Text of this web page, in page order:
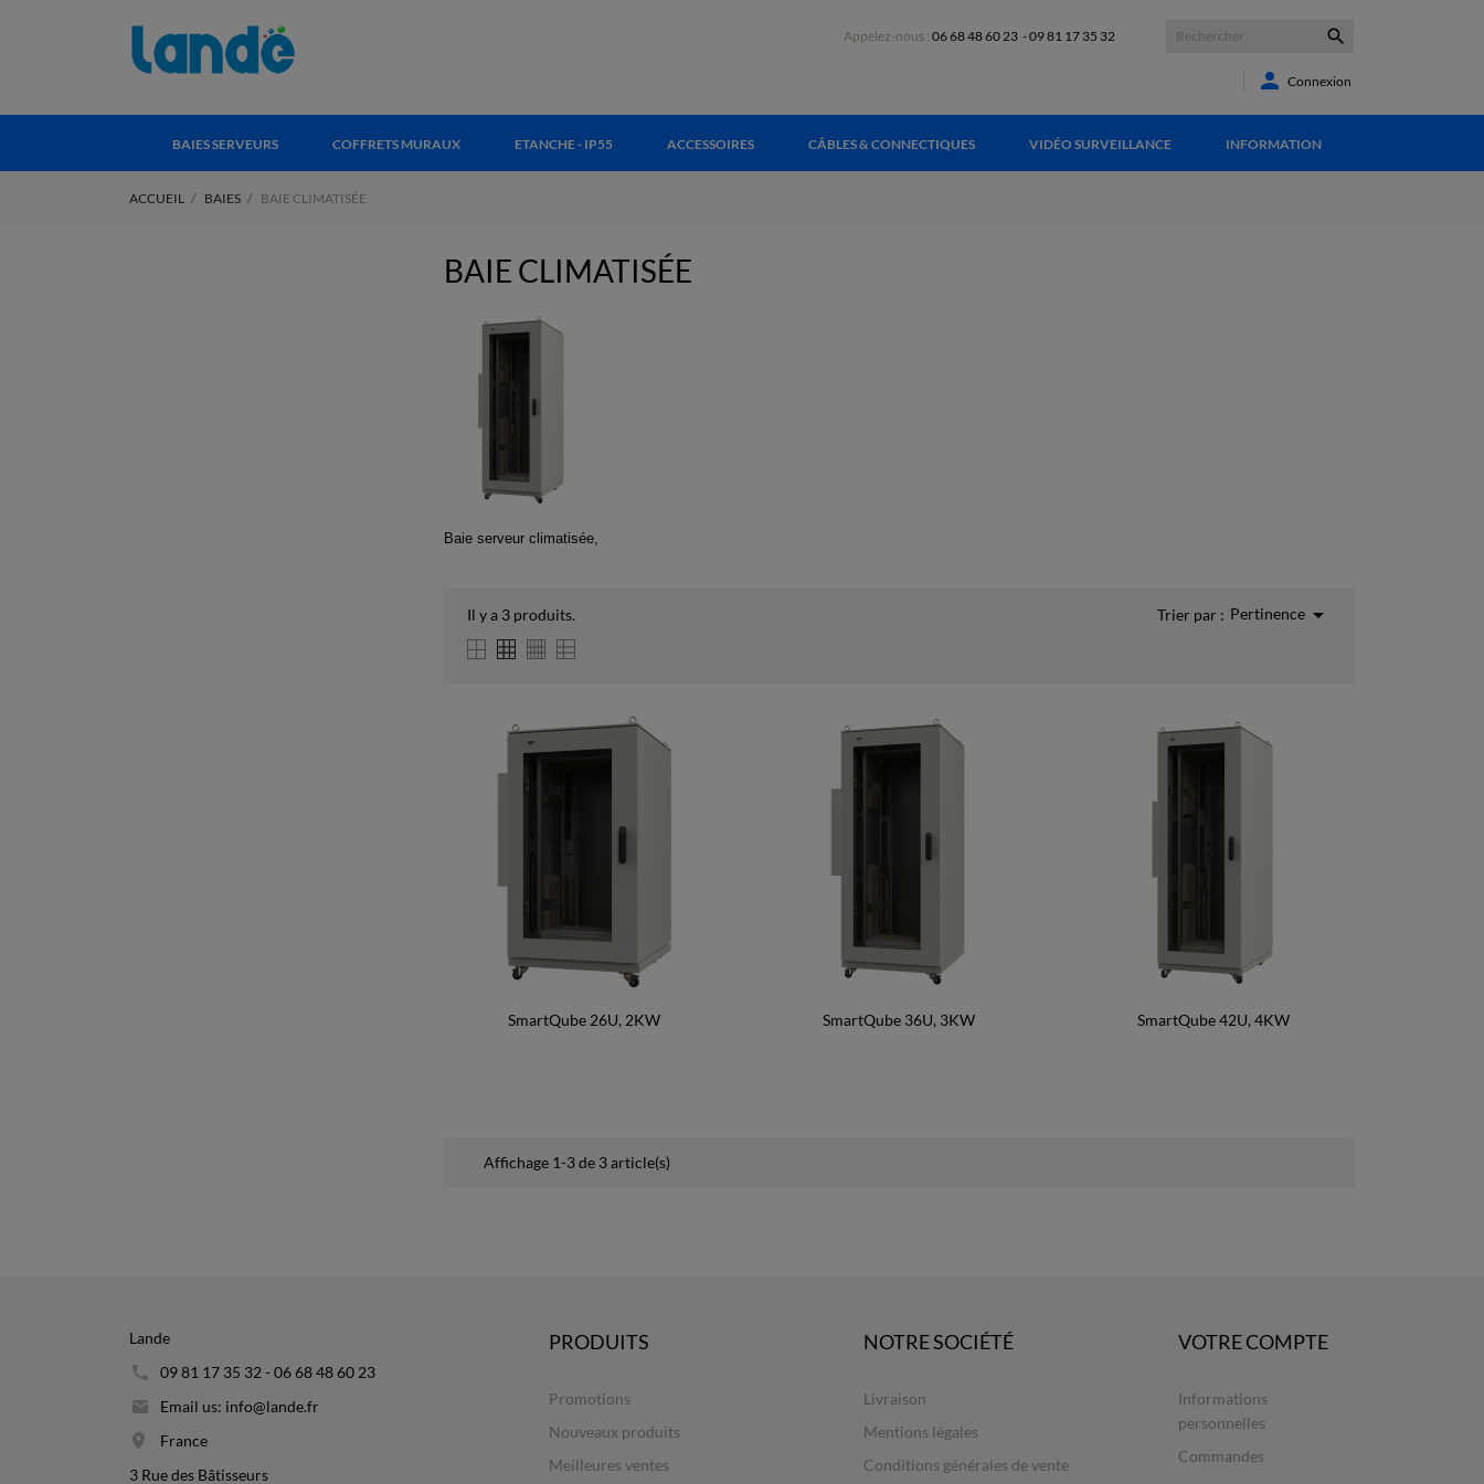
Appelez-nous : 06 68 48 60 23 -09 81 17 35 32 
 Connexion
BAIES SERVEURS COFFRETS MURAUX ETANCHE - IP55 ACCESSOIRES CÂBLES & CONNECTIQUES VIDÉO SURVEILLANCE INFORMATION
ACCUEIL BAIES BAIE CLIMATISÉE
BAIE CLIMATISÉE
Baie serveur climatisée,
Il y a 3 produits. Trier par : Pertinence 
SmartQube 26U, 2KW SmartQube 36U, 3KW SmartQube 42U, 4KW
Affichage 1-3 de 3 article(s)
Lande
09 81 17 35 32 - 06 68 48 60 23
Email us: info@lande.fr
France
3 Rue des Bâtisseurs
PRODUITS
Promotions
Nouveaux produits
Meilleures ventes
NOTRE SOCIÉTÉ
Livraison
Mentions légales
Conditions générales de vente
VOTRE COMPTE
Informations
personnelles
Commandes